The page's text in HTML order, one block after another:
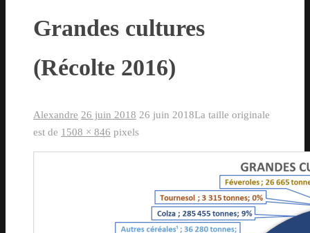
Grandes cultures
(Récolte 2016)
Alexandre 26 juin 2018 26 juin 2018La taille originale
est de 1508 × 846 pixels